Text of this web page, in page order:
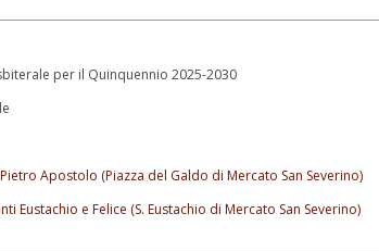
per il Quinquennio 2025-2030
Apostolo (Piazza del Galdo di Mercato San Severino)
Eustachio e Felice (S. Eustachio di Mercato San Severino)